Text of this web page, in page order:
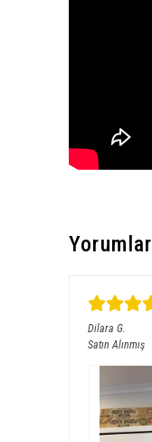
Yorumlar
Dilara G.
Satın Alınmış